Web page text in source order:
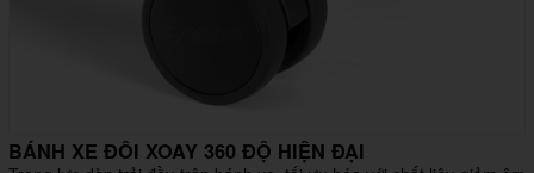
BÁNH XE ĐÔI XOAY 360 ĐỘ HIỆN ĐẠI